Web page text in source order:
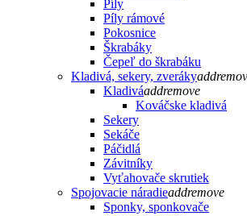
Píly
Píly rámové
Pokosnice
Škrabáky
Čepeľ do škrabáku
Kladivá, sekery, zverákyadd
Kladiváaddremove
Kováčske kladivá
Sekery
Sekáče
Páčidlá
Závitníky
Vyťahovače skrutiek
Spojovacie náradieaddremove
Sponky, sponkovače